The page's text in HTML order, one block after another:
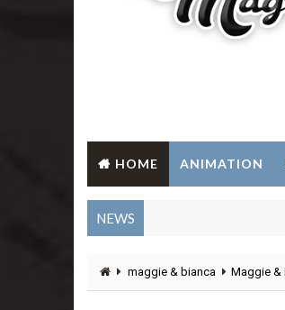
HOME ANIMATION
NEWS
maggie & bianca Maggie &